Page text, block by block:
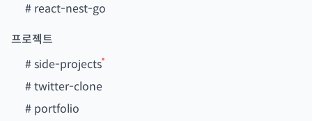
# react-nest-go
프로젝트
#side-projects
#twitter-clone
# portfolio